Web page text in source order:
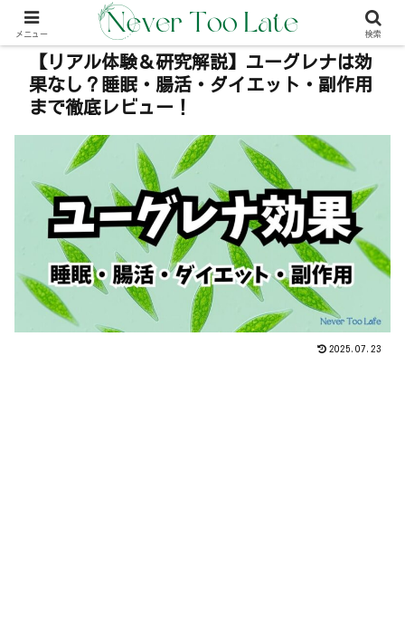
本事内には広告が含む場合があります（PR）
【リアル体験＆研究解説】ユーグレナは効
果なし？睡眠・腸活・ダイエット・副作用
まで徹底レビュー！
2025.07.23
メニュー 検索